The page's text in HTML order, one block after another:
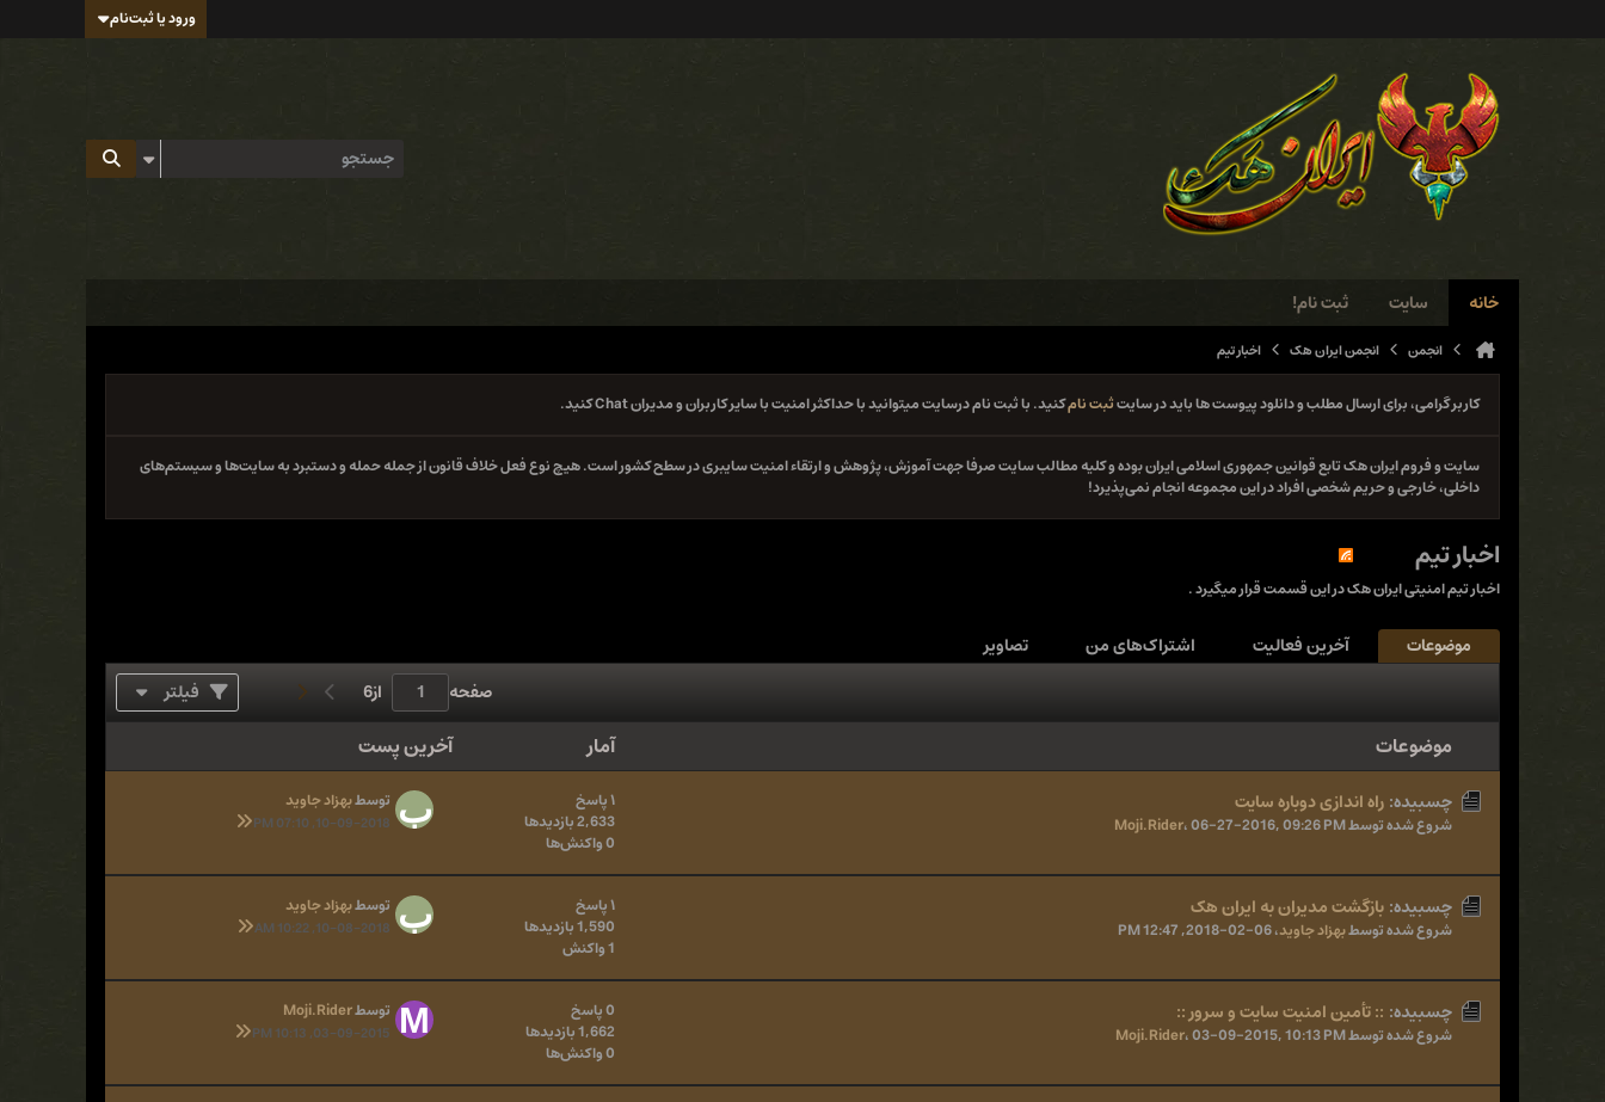
ورود یا ثبت‌نام
خانه سایت ثبت نام!
انجمن انجمن ایران هک اخبار تیم
کاربر گرامی، برای ارسال مطلب و دانلود پیوست ها باید در سایتثبت نامکنید. با ثبت نام درسایت میتوانید با حداکثر امنیت با سایر کاربران و مدیران Chat کنید.
سایت و فروم ایران هک تابع قوانین جمهوری اسلامی ایران بوده و کلیه مطالب سایت صرفا جهت آموزش، پژوهش و ارتقاء امنیت سایبری در سطح کشور است. هیچ نوع فعل خلاف قانون از جمله حمله و دستبرد به سایت‌ها و سیستم‌های
داخلی، خارجی و حریم شخصی افراد در این مجموعه انجام نمی‌پذیرد!
اخبار تیم
اخبار تیم امنیتی ایران هک در این قسمت قرار میگیرد .
موضوعات آخرین فعالیت اشتراک‌های من
تصاویر
صفحه
از6 فیلتر
موضوعات آمار آخرین پست
چسبیده: راه اندازی دوباره سایت
شروع شده توسط Moji.Rider،06-27-2016, 09:26 PM
۱ پاسخ
2,633 بازدیدها
0 واکنش‌ها
توسطبهزاد جاوید
10-09-2018, 07:10 PM
چسبیده: بازگشت مدیران به ایران هک
شروع شده توسطبهزاد جاوید،06-02-2018, 12:47 PM
۱ پاسخ
1,590 بازدیدها
1 واکنش
توسطبهزاد جاوید
10-08-2018, 10:22 AM
چسبیده: :: تأمین امنیت سایت و سرور ::
شروع شده توسط Moji.Rider،03-09-2015, 10:13 PM
0 پاسخ
1,662 بازدیدها
0 واکنش‌ها
توسطMoji.Rider
03-09-2015, 10:13 PM